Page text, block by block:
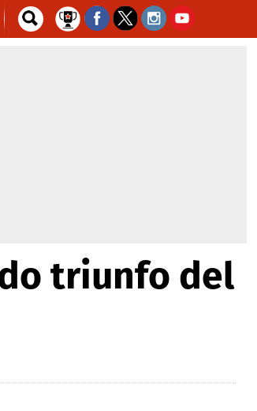
triunfo del